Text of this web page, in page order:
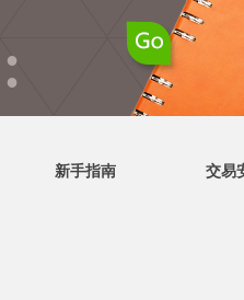
●
●
新手指南 交易